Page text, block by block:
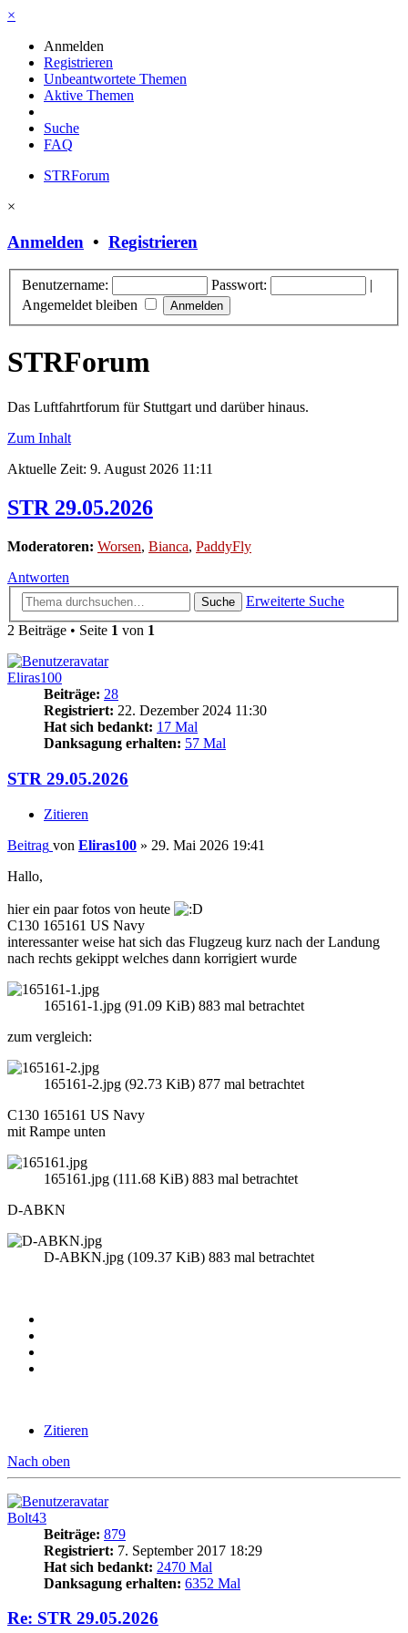
×
Anmelden
Registrieren
Unbeantwortete Themen
Aktive Themen
Suche
FAQ
STRForum
×
Anmelden • Registrieren
Benutzername: Passwort:
|
Angemeldet bleiben
STRForum
Das Luftfahrtforum für Stuttgart und darüber hinaus.
Zum Inhalt
Aktuelle Zeit: 9. August 2026 11:11
STR 29.05.2026
Moderatoren: Worsen, Bianca, PaddyFly
Antworten
Suche
Erweiterte Suche
2 Beiträge • Seite 1 von 1
Eliras100
Beiträge: 28
Registriert: 22. Dezember 2024 11:30
Hat sich bedankt: 17 Mal
Danksagung erhalten: 57 Mal
STR 29.05.2026
Zitieren
Beitrag von Eliras100 » 29. Mai 2026 19:41
Hallo,
hier ein paar fotos von heute
C130 165161 US Navy
interessanter weise hat sich das Flugzeug kurz nach der Landung
nach rechts gekippt welches dann korrigiert wurde
165161-1.jpg (91.09 KiB) 883 mal betrachtet
zum vergleich:
165161-2.jpg (92.73 KiB) 877 mal betrachtet
C130 165161 US Navy
mit Rampe unten
165161.jpg (111.68 KiB) 883 mal betrachtet
D-ABKN
D-ABKN.jpg (109.37 KiB) 883 mal betrachtet
Zitieren
Nach oben
Bolt43
Beiträge: 879
Registriert: 7. September 2017 18:29
Hat sich bedankt: 2470 Mal
Danksagung erhalten: 6352 Mal
Re: STR 29.05.2026